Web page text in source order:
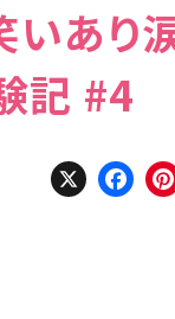
あり
記 #4
X